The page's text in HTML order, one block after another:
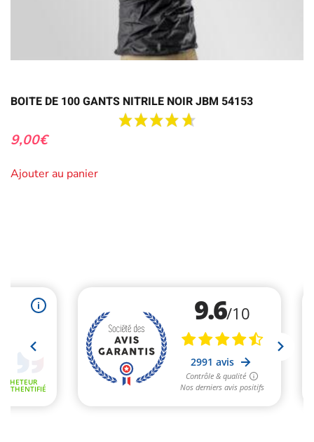
BOITE DE 100 GANTS NITRILE NOIR JBM 54153
9,00€
Ajouter au panier